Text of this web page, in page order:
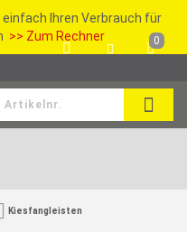
einfach Ihren Verbrauch für
>> Zum Rechner
SUCHE
0
Kiesfangleisten